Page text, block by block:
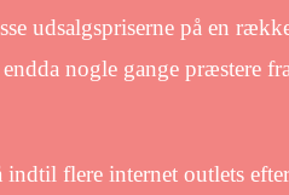
udsalgspriserne på en
nogle gange præstere
flere internet outlets